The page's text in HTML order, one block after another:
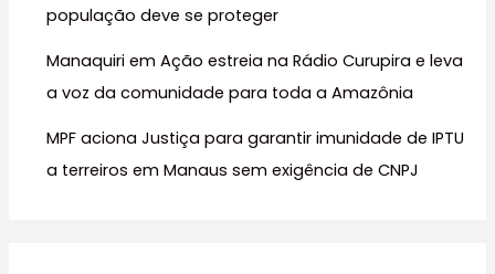
população deve se proteger
Manaquiri em Ação estreia na Rádio Curupira e leva
a voz da comunidade para toda a Amazônia
MPF aciona Justiça para garantir imunidade de IPTU
a terreiros em Manaus sem exigência de CNPJ